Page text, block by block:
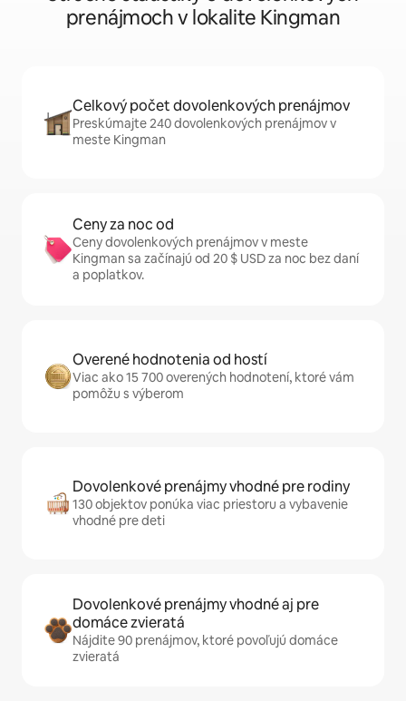
prenájmoch v lokalite Kingman
Celkový počet dovolenkových prenájmov
Preskúmajte 240 dovolenkových prenájmov v
meste Kingman
Ceny za noc od
Ceny dovolenkových prenájmov v meste
Kingman sa začínajú od 20 $ USD za noc bez daní
a poplatkov.
Overené hodnotenia od hostí
Viac ako 15 700 overených hodnotení, ktoré vám
pomôžu s výberom
Dovolenkové prenájmy vhodné pre rodiny
130 objektov ponúka viac priestoru a vybavenie
vhodné pre deti
Dovolenkové prenájmy vhodné aj pre
domáce zvieratá
Nájdite 90 prenájmov, ktoré povoľujú domáce
zvieratá